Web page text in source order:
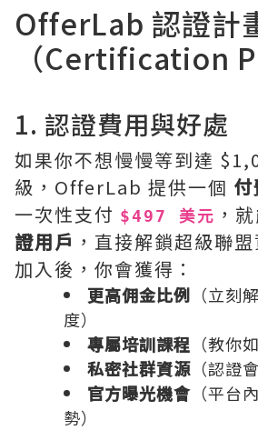
OfferLab 認證計
（Certification
1. 認證費用與好處
如果你不想慢慢等到達
級，OfferLab 提供一個
一次性支付 $497 美元 ，
證用戶 ，直接解鎖超級聯盟
加入後，你會獲得：
更高佣金比例 （立刻
度）
專屬培訓課程 （教你
私密社群資源 （認證
官方曝光機會 （平台
勢）